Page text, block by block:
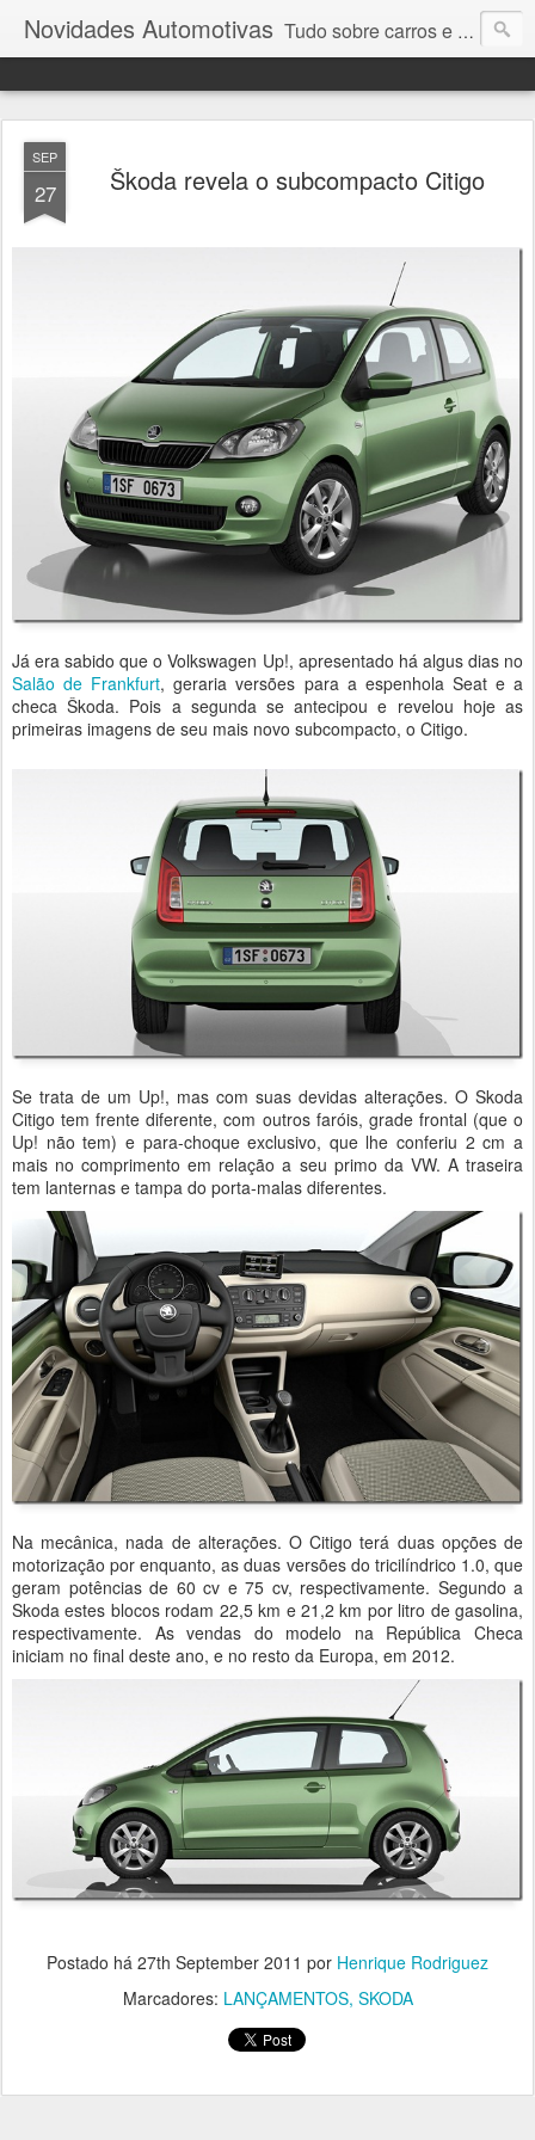
Novidades Automotivas Tudo sobre carros e motores
SEP
27 Škoda revela o subcompacto Citigo
Já era sabido que o Volkswagen Up!, apresentado há algus dias no
Salão de Frankfurt, geraria versões para a espenhola Seat e a
checa Škoda. Pois a segunda se antecipou e revelou hoje as
primeiras imagens de seu mais novo subcompacto, o Citigo.
Se trata de um Up!, mas com suas devidas alterações. O Skoda
Citigo tem frente diferente, com outros faróis, grade frontal (que o
Up! não tem) e para-choque exclusivo, que lhe conferiu 2 cm a
mais no comprimento em relação a seu primo da VW. A traseira
tem lanternas e tampa do porta-malas diferentes.
Na mecânica, nada de alterações. O Citigo terá duas opções de
motorização por enquanto, as duas versões do tricilíndrico 1.0, que
geram potências de 60 cv e 75 cv, respectivamente. Segundo a
Skoda estes blocos rodam 22,5 km e 21,2 km por litro de gasolina,
respectivamente. As vendas do modelo na República Checa
iniciam no final deste ano, e no resto da Europa, em 2012.
Postado há 27th September 2011 por Henrique Rodriguez
Marcadores: LANÇAMENTOS SKODA